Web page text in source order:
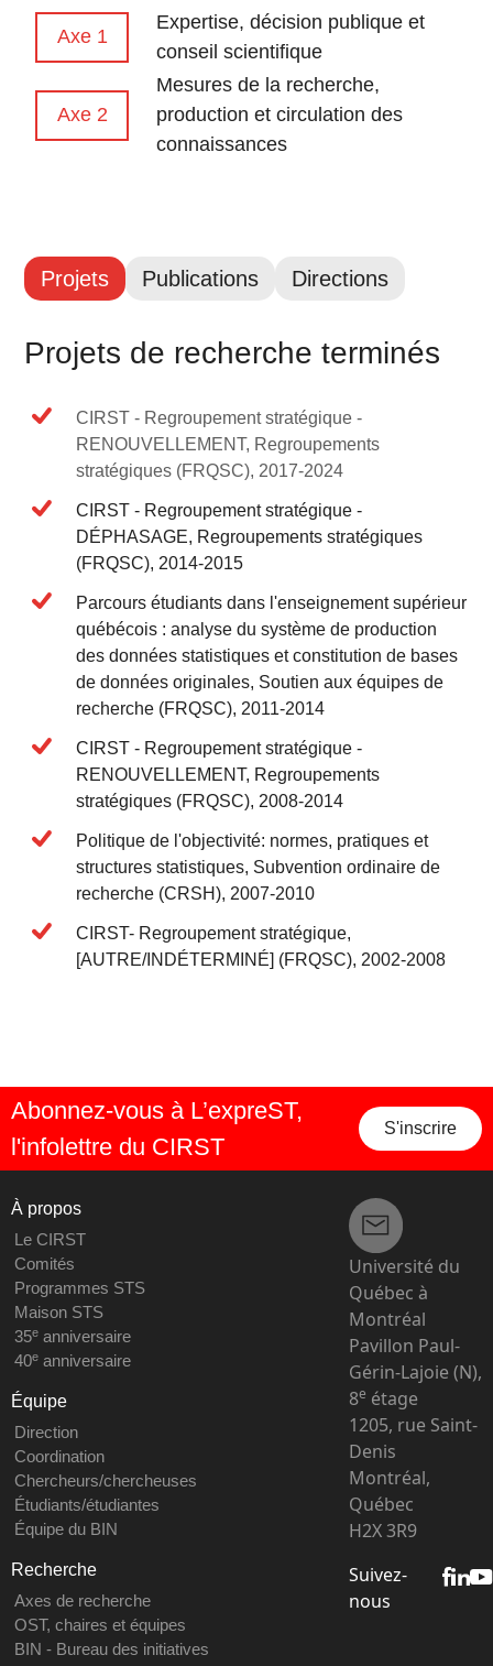
Axe 1
Expertise, décision publique et
conseil scientifique
Axe 2
Mesures de la recherche,
production et circulation des
connaissances
Projets Publications Directions
Projets de recherche terminés
CIRST - Regroupement stratégique -
RENOUVELLEMENT, Regroupements
stratégiques (FRQSC), 2017-2024
CIRST - Regroupement stratégique -
DÉPHASAGE, Regroupements stratégiques
(FRQSC), 2014-2015
Parcours étudiants dans l'enseignement supérieur
québécois : analyse du système de production
des données statistiques et constitution de bases
de données originales, Soutien aux équipes de
recherche (FRQSC), 2011-2014
CIRST - Regroupement stratégique -
RENOUVELLEMENT, Regroupements
stratégiques (FRQSC), 2008-2014
Politique de l'objectivité: normes, pratiques et
structures statistiques, Subvention ordinaire de
recherche (CRSH), 2007-2010
CIRST- Regroupement stratégique,
[AUTRE/INDÉTERMINÉ] (FRQSC), 2002-2008
Abonnez-vous à L’expreST,
l'infolettre du CIRST
S'inscrire
À propos
Le CIRST
Comités
Programmes STS
Maison STS
35eanniversaire
40eanniversaire
Équipe
Direction
Coordination
Chercheurs/chercheuses
Étudiants/étudiantes
Équipe du BIN
Recherche
Axes de recherche
OST, chaires et équipes
BIN - Bureau des initiatives
Université du
Québec à
Montréal
Pavillon Paul-
Gérin-Lajoie (N),
8e étage
1205, rue Saint-
Denis
Montréal,
Québec
H2X 3R9
Suivez-
nous